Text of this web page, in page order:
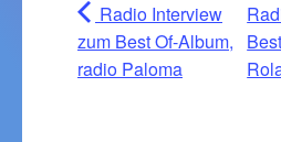
Radio Interview
zum Best Of-Album,
radio Paloma